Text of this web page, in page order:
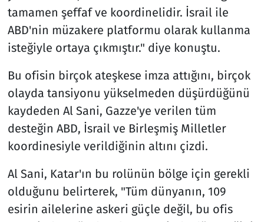
tamamen şeffaf ve koordinelidir. İsrail ile
ABD'nin müzakere platformu olarak kullanma
isteğiyle ortaya çıkmıştır." diye konuştu.
Bu ofisin birçok ateşkese imza attığını, birçok
olayda tansiyonu yükselmeden düşürdüğünü
kaydeden Al Sani, Gazze'ye verilen tüm
desteğin ABD, İsrail ve Birleşmiş Milletler
koordinesiyle verildiğinin altını çizdi.
Al Sani, Katar'ın bu rolünün bölge için gerekli
olduğunu belirterek, "Tüm dünyanın, 109
esirin ailelerine askeri güçle değil, bu ofis